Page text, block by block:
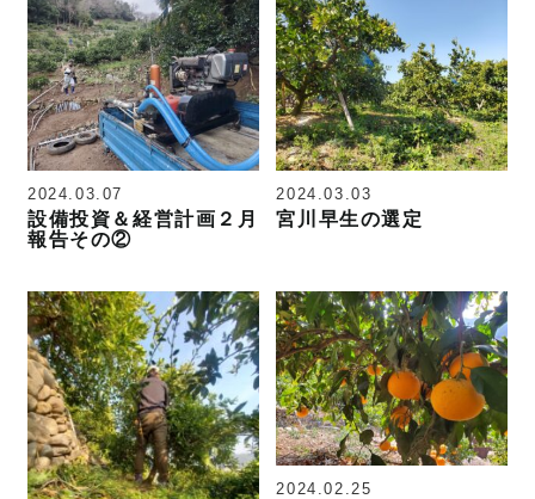
2024.03.07
設備投資＆経営計画２月
報告その②
2024.03.03
宮川早生の選定
2024.02.25